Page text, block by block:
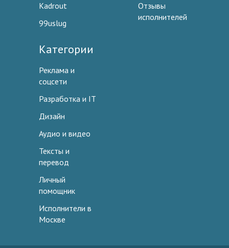
Kadrout
99uslug
Отзывы
исполнителей
Категории
Реклама и
соцсети
Разработка и IT
Дизайн
Аудио и видео
Тексты и
перевод
Личный
помощник
Исполнители в
Москве